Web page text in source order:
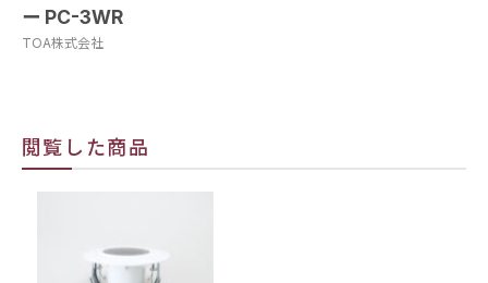
ー PC-3WR
TOA株式会社
閲覧した商品